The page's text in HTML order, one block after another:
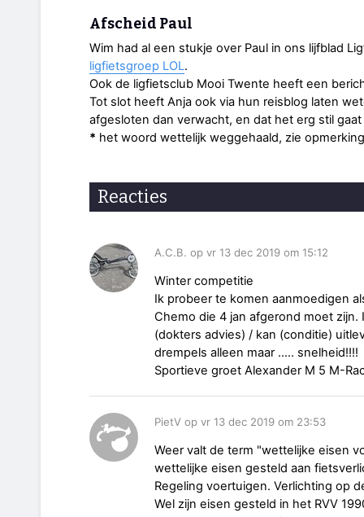
Afscheid Paul
Wim had al een stukje over Paul in ons lijfblad
ligfietsgroep LOL.
Ook de ligfietsclub Mooi Twente heeft een
Tot slot heeft Anja ook via hun reisblog laten
afgesloten dan verwacht, en dat het erg stil
* het woord wettelijk weggehaald, zie
Reacties
A.C.B. op vr 13 dec 2019 om 15:12
Winter competitie
Ik probeer te komen aanmoedigen
Chemo die 4 jan afgerond moet zijn.
(dokters advies) / kan (conditie)
drempels alleen maar ..... snelheid!!!!
Sportieve groet Alexander M 5 M-
PietV op vr 13 dec 2019 om 23:53
Weer valt de term "wettelijke eisen
wettelijke eisen gesteld aan
Regeling voertuigen. Verlichting op
Wel zijn eisen gesteld in het RVV